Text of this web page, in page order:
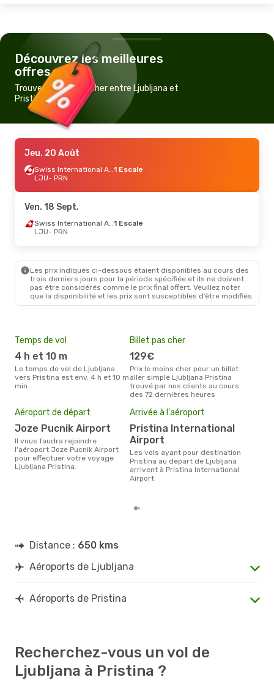
Découvrez les meilleures
offres
Trouvez un vol pas cher entre Ljubljana et
Pristina
Jeu. 20 Août
Swiss International Air Lines1 Escale
LJU- PRN
Ven. 18 Sept.
Swiss International Air Lines1 Escale
LJU- PRN
Les prix indiqués ci-dessous étaient disponibles au cours des
trois derniers jours pour la période spécifiée et ils ne doivent
pas être considérés comme le prix final offert. Veuillez noter
que la disponibilité et les prix sont susceptibles d’être modifiés.
Temps de vol
4 h et 10 m
Le temps de vol de Ljubljana
vers Pristina est env. 4 h et 10 m
min.
Billet pas cher
129€
Prix le moins cher pour un billet
aller simple Ljubljana Pristina
trouvé par nos clients au cours
des 72 dernières heures
Aéroport de départ
Joze Pucnik Airport
Il vous faudra rejoindre
l'aéroport Joze Pucnik Airport
pour effectuer votre voyage
Ljubljana Pristina.
Arrivée à l'aéroport
Pristina International
Airport
Les vols ayant pour destination
Pristina au depart de Ljubljana
arrivent à Pristina International
Airport
Distance : 650 kms
Aéroports de Ljubljana
Aéroports de Pristina
Recherchez-vous un vol de
Ljubljana à Pristina ?